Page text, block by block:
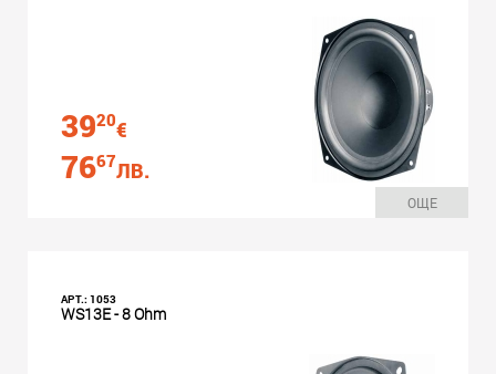
3920€
7667ЛВ.
ОЩЕ
АРТ.: 1053
WS13E - 8 Ohm